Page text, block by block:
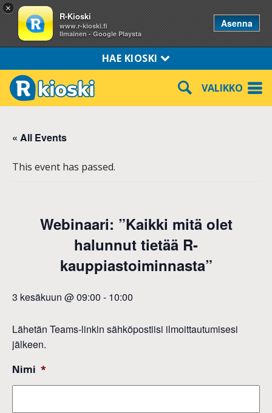
×
R-Kioski
www.r-kioski.fi
Ilmainen - Google Playsta
Asenna
HAE KIOSKI
VALIKKO
« All Events
This event has passed.
Webinaari: ”Kaikki mitä olet
halunnut tietää R-
kauppiastoiminnasta”
3 kesäkuun @ 09:00 - 10:00
Lähetän Teams-linkin sähköpostiisi ilmoittautumisesi
jälkeen.
Nimi *